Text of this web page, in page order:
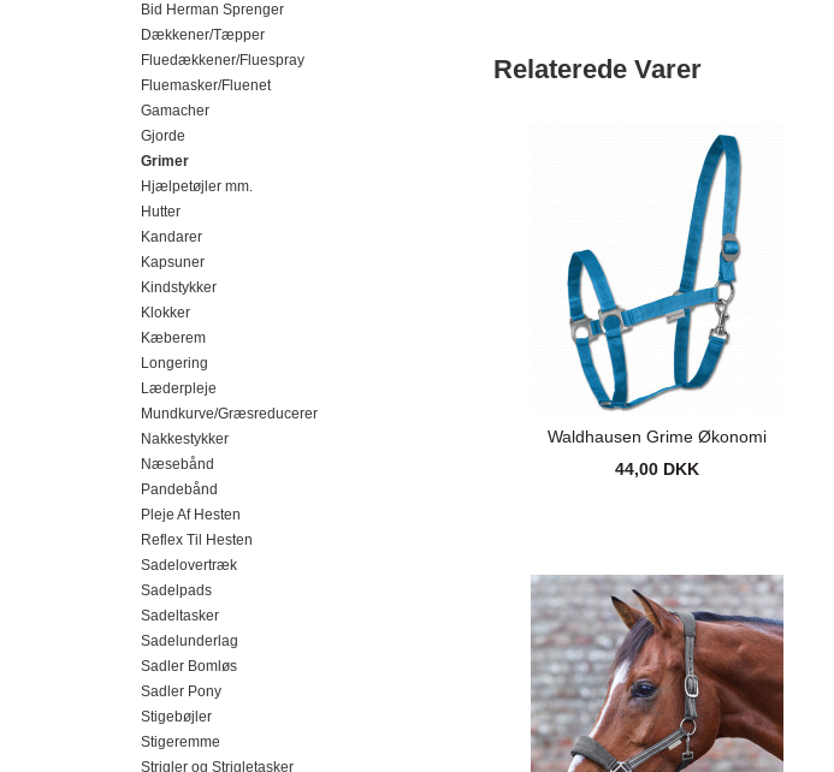
Bid Herman Sprenger
Dækkener/Tæpper
Fluedækkener/Fluespray
Fluemasker/Fluenet
Gamacher
Gjorde
Grimer
Hjælpetøjler mm.
Hutter
Kandarer
Kapsuner
Kindstykker
Klokker
Kæberem
Longering
Læderpleje
Mundkurve/Græsreducerer
Nakkestykker
Næsebånd
Pandebånd
Pleje Af Hesten
Reflex Til Hesten
Sadelovertræk
Sadelpads
Sadeltasker
Sadelunderlag
Sadler Bomløs
Sadler Pony
Stigebøjler
Stigeremme
Strigler og Strigletasker
Relaterede Varer
Waldhausen Grime Økonomi
44,00 DKK